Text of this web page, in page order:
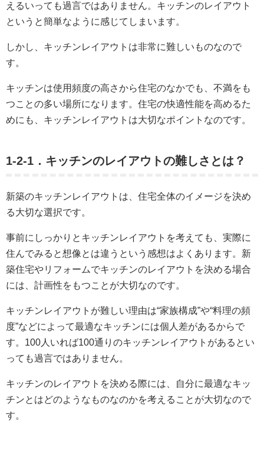
えるいっても過言ではありません。キッチンのレイアウト
というと簡単なように感じてしまいます。
しかし、キッチンレイアウトは非常に難しいものなので
す。
キッチンは使用頻度の高さから住宅のなかでも、不満をも
つことの多い場所になります。住宅の快適性能を高めるた
めにも、キッチンレイアウトは大切なポイントなのです。
1-2-1．キッチンのレイアウトの難しさとは？
新築のキッチンレイアウトは、住宅全体のイメージを決め
る大切な選択です。
事前にしっかりとキッチンレイアウトを考えても、実際に
住んでみると想像とは違うという感想はよくあります。新
築住宅やリフォームでキッチンのレイアウトを決める場合
には、計画性をもつことが大切なのです。
キッチンレイアウトが難しい理由は“家族構成”や“料理の頻
度”などによって最適なキッチンには個人差があるからで
す。100人いれば100通りのキッチンレイアウトがあるとい
っても過言ではありません。
キッチンのレイアウトを決める際には、自分に最適なキッ
チンとはどのようなものなのかを考えることが大切なので
す。